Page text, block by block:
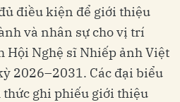
điều kiện để giới thiệu
và nhân sự cho vị trí
Hội Nghệ sĩ Nhiếp ảnh Việt
2026–2031. Các đại biểu
thức ghi phiếu giới thiệu